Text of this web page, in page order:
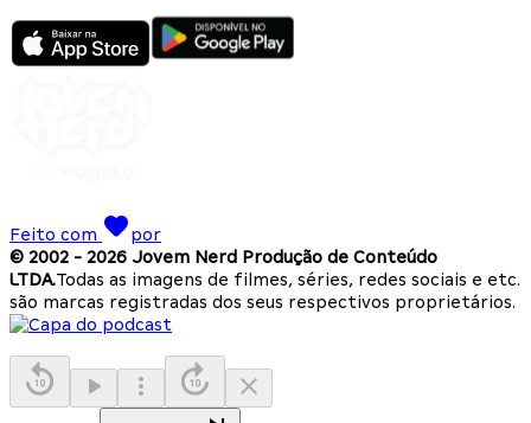
Feito com
por
© 2002 - 2026 Jovem Nerd Produção de Conteúdo
LTDA.Todas as imagens de filmes, séries, redes sociais e etc.
são marcas registradas dos seus respectivos proprietários.